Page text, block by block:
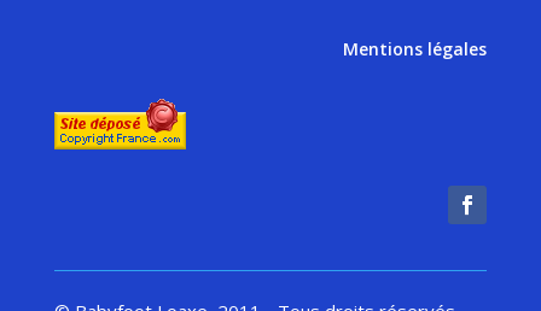
Mentions légales